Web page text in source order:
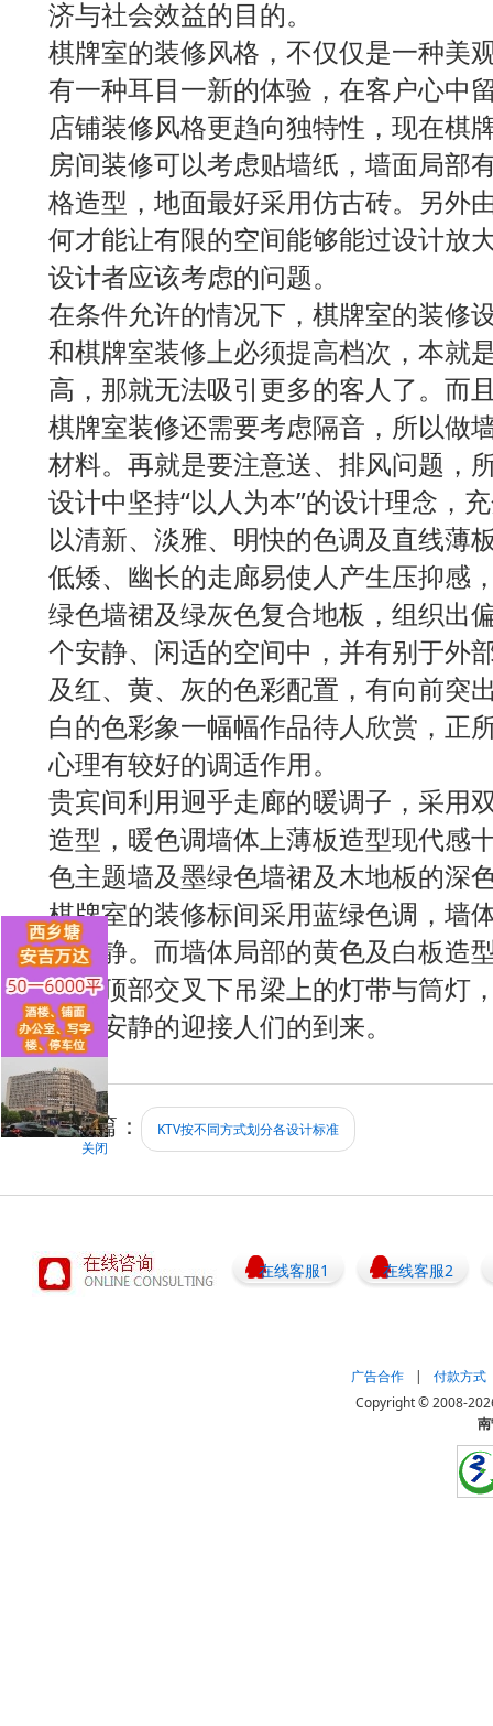
济与社会效益的目的。
棋牌室的装修风格，不仅仅是一种美
有一种耳目一新的体验，在客户心中
店铺装修风格更趋向独特性，现在棋
房间装修可以考虑贴墙纸，墙面局部
格造型，地面最好采用仿古砖。另外
何才能让有限的空间能够能过设计放
设计者应该考虑的问题。
在条件允许的情况下，棋牌室的装修
和棋牌室装修上必须提高档次，本就
高，那就无法吸引更多的客人了。而
棋牌室装修还需要考虑隔音，所以做
材料。再就是要注意送、排风问题，
设计中坚持“以人为本”的设计理念，
以清新、淡雅、明快的色调及直线薄
低矮、幽长的走廊易使人产生压抑感
绿色墙裙及绿灰色复合地板，组织出
个安静、闲适的空间中，并有别于外
及红、黄、灰的色彩配置，有向前突
白的色彩象一幅幅作品待人欣赏，正
心理有较好的调适作用。
贵宾间利用迥乎走廊的暖调子，采用
造型，暖色调墙体上薄板造型现代感
色主题墙及墨绿色墙裙及木地板的深
棋牌室的装修标间采用蓝绿色调，墙
人心静。而墙体局部的黄色及白板造
感。顶部交叉下吊梁上的灯带与筒灯
佛在安静的迎接人们的到来。
上一篇： KTV按不同方式划分各设计标准
在线客服1 在线客服2
广告合作 |
付款方式
Copyright © 2008-
关闭